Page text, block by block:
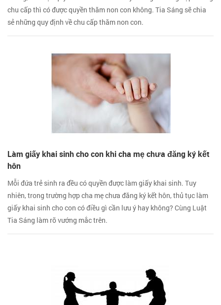
chu cấp thì có được quyền thăm non con không. Tia Sáng sẽ chia
sẻ những quy định về chu cấp thăm non con.
Làm giấy khai sinh cho con khi cha mẹ chưa đăng ký kết
hôn
Mỗi đứa trẻ sinh ra đều có quyền được làm giấy khai sinh. Tuy
nhiên, trong trường hợp cha mẹ chưa đăng ký kết hôn, thủ tục làm
giấy khai sinh cho con có điều gì cần lưu ý hay không? Cùng Luật
Tia Sáng làm rõ vướng mắc trên.